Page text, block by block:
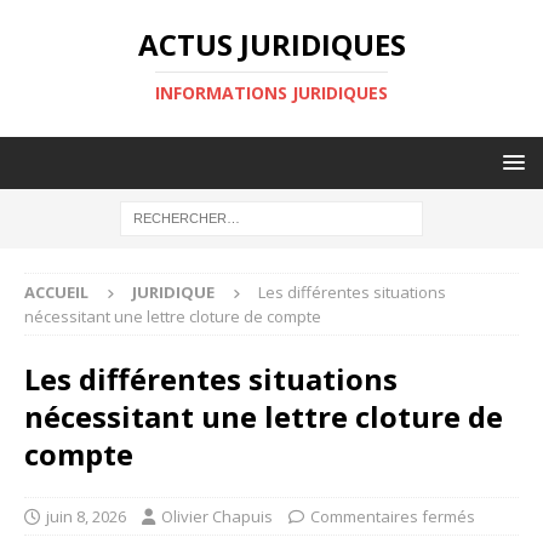
ACTUS JURIDIQUES
INFORMATIONS JURIDIQUES
ACCUEIL JURIDIQUE
Les différentes situations
nécessitant une lettre cloture de compte
Les différentes situations
nécessitant une lettre cloture de
compte
juin 8, 2026 Olivier Chapuis Commentaires fermés